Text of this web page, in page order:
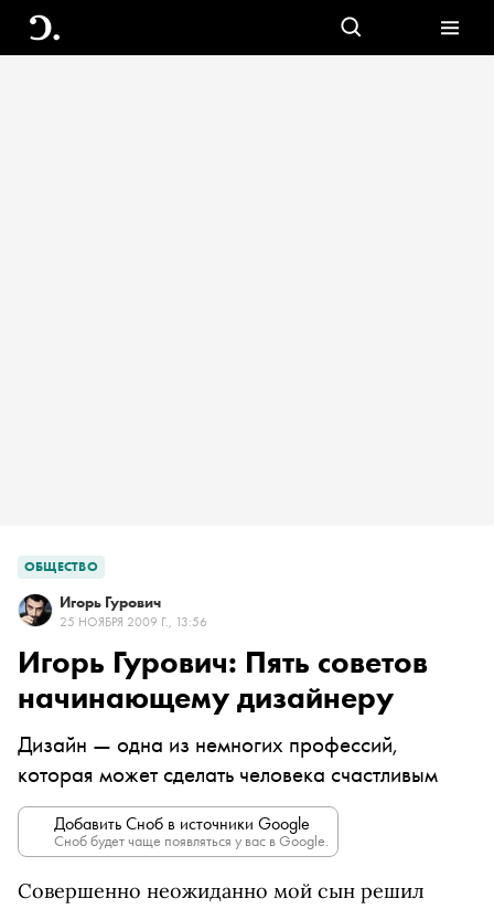
ОБЩЕСТВО
Игорь Гурович
25 НОЯБРЯ 2009 Г., 13:56
Игорь Гурович: Пять советов
начинающему дизайнеру
Дизайн — одна из немногих профессий,
которая может сделать человека счастливым
Добавить Сноб в источники Google
Сноб будет чаще появляться у вас в Google.
Cовершенно неожиданно мой сын решил